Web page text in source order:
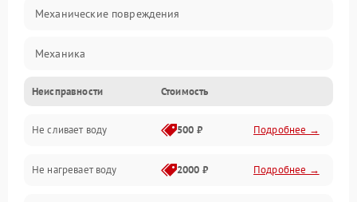
Механические повреждения
Механика
Управление
Электропитание
Датчики
Неисправности Стоимость
Не сливает воду 500 ₽ Подробнее →
Не нагревает воду 2000 ₽ Подробнее →